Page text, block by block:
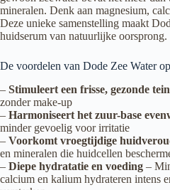
mineralen. Denk aan magnesium,
Deze unieke samenstelling maakt
huidserum van natuurlijke oorsprong.
De voordelen van Dode Zee Water
– Stimuleert een frisse, gezonde
zonder make-up
– Harmoniseert het zuur-base
minder gevoelig voor irritatie
– Voorkomt vroegtijdige
en mineralen die huidcellen
– Diepe hydratatie en voeding –
calcium en kalium hydrateren intens